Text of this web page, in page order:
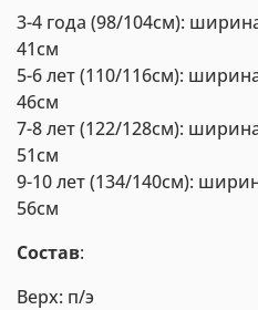
3-4 года (98/104см):
41см
5-6 лет (110/116см):
46см
7-8 лет (122/128см):
51см
9-10 лет (134/140см):
56см
Состав:
Верх: п/э